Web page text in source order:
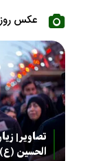
عکس روز
تصاویر|
الحسین (ع)